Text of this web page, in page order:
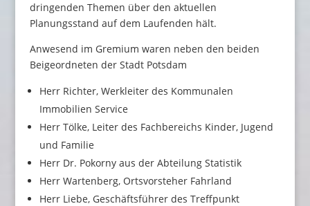
dringenden Themen über den aktuellen
Planungsstand auf dem Laufenden hält.
Anwesend im Gremium waren neben den beiden
Beigeordneten der Stadt Potsdam
Herr Richter, Werkleiter des Kommunalen
Immobilien Service
Herr Tölke, Leiter des Fachbereichs Kinder, Jugend
und Familie
Herr Dr. Pokorny aus der Abteilung Statistik
Herr Wartenberg, Ortsvorsteher Fahrland
Herr Liebe, Geschäftsführer des Treffpunkt